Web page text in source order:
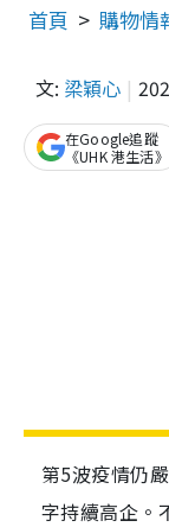
首頁 購物情
文: 梁穎心
在Google追蹤
《UHK 港生活》
第5波疫情仍
字持續高企。